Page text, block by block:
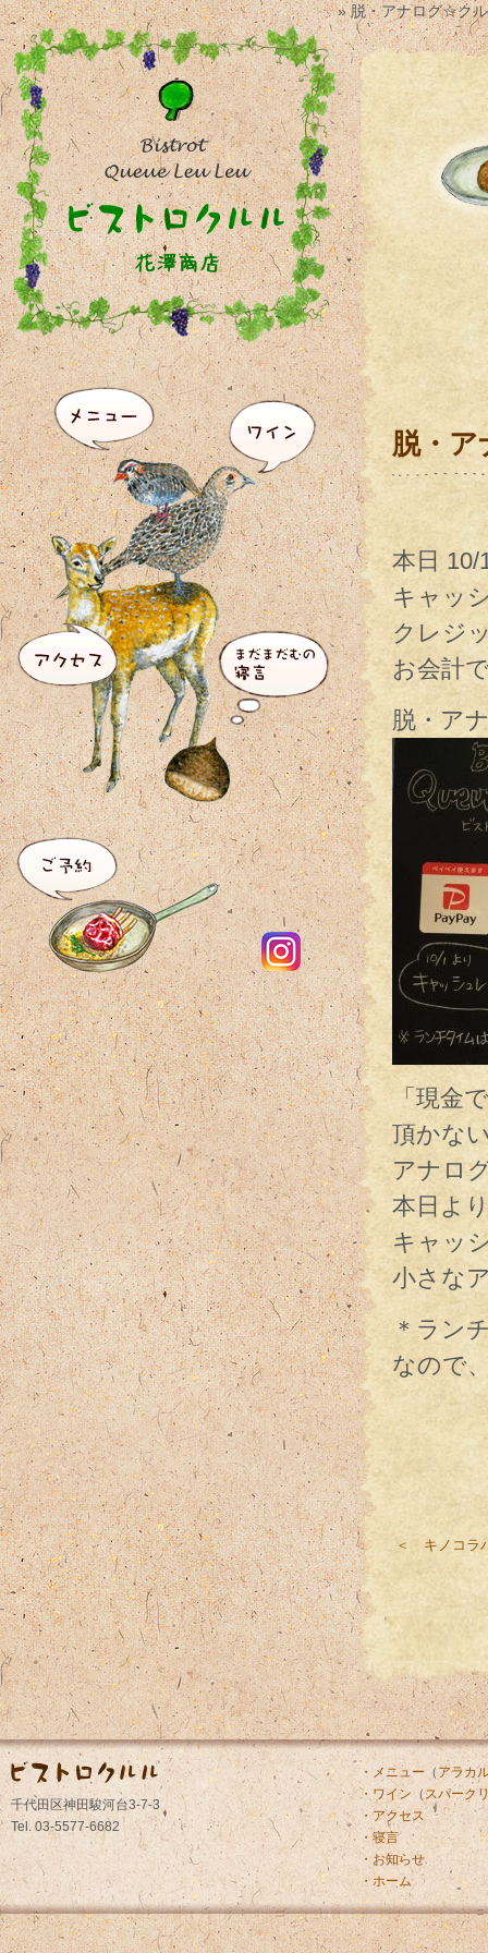
» 脱・アナログ☆ク
脱・
本日
キャッ
クレジ
お会計
脱・ア
「現金
頂かな
アナロ
本日よ
キャッ
小さな
＊ラン
なので
＜ キノコラ
千代田区神田駿河台3-7-3
Tel. 03-5577-6682
・メニュー（ アラカ
・ワイン （スパーク
・アクセス
・寝言
・お知らせ
・ホーム